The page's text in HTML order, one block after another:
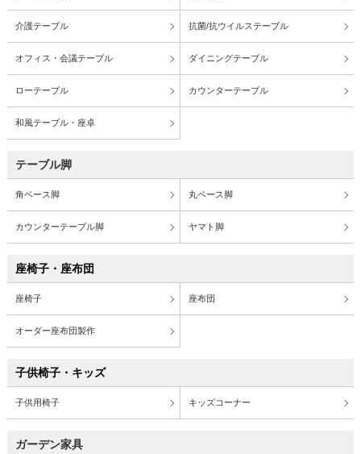
介護テーブル 抗菌/抗ウイルステーブル
オフィス・会議テーブル ダイニングテーブル
ローテーブル カウンターテーブル
和風テーブル・座卓
テーブル脚
角ベース脚 丸ベース脚
カウンターテーブル脚 ヤマト脚
座椅子・座布団
座椅子 座布団
オーダー座布団製作
子供椅子・キッズ
子供用椅子 キッズコーナー
ガーデン家具